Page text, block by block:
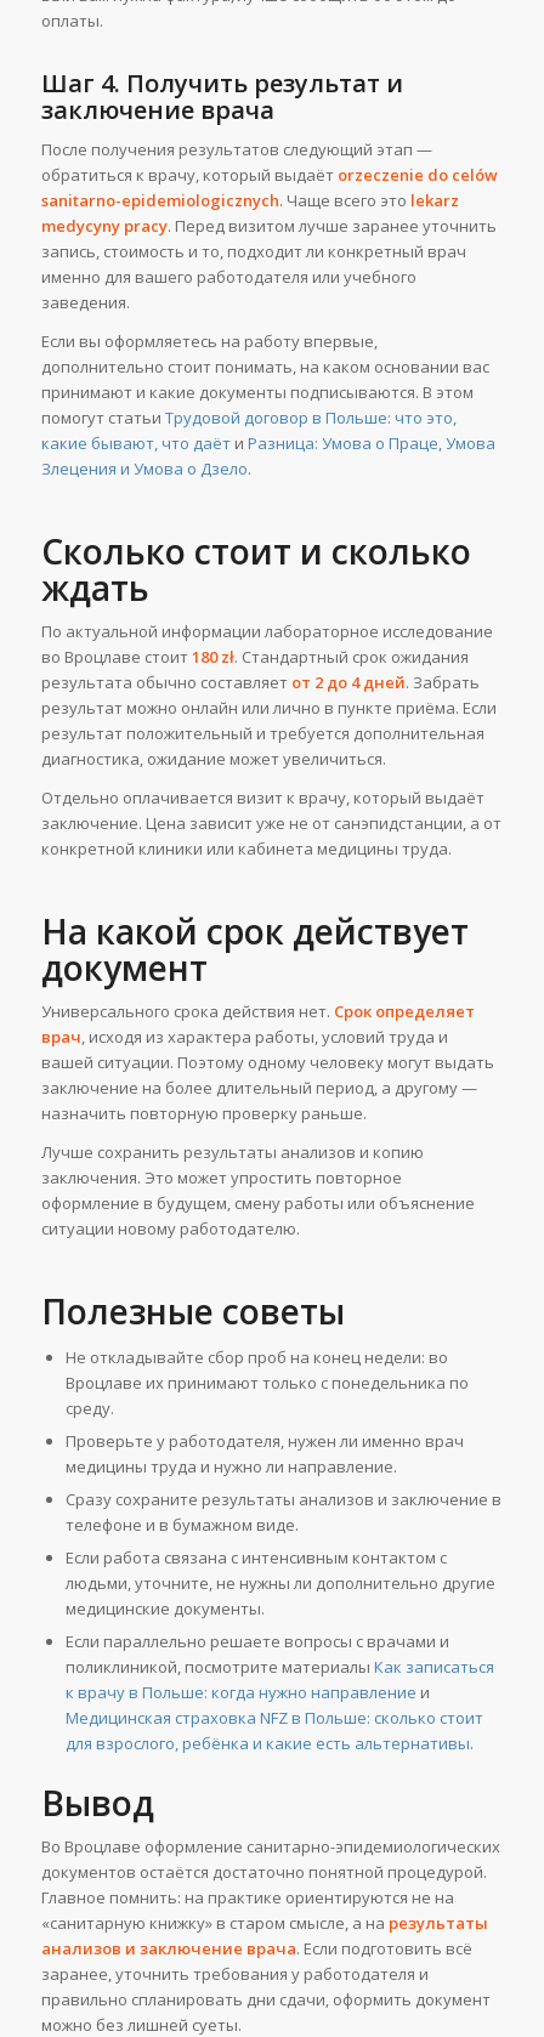
оплаты.
Шаг 4. Получить результат и
заключение врача
После получения результатов следующий этап —
обратиться к врачу, который выдаёт orzeczenie do celów
sanitarno-epidemiologicznych. Чаще всего это lekarz
medycyny pracy. Перед визитом лучше заранее уточнить
запись, стоимость и то, подходит ли конкретный врач
именно для вашего работодателя или учебного
заведения.
Если вы оформляетесь на работу впервые,
дополнительно стоит понимать, на каком основании вас
принимают и какие документы подписываются. В этом
помогут статьи Трудовой договор в Польше: что это,
какие бывают, что даёти Разница: Умова о Праце, Умова
Злецения и Умова о Дзело.
Сколько стоит и сколько
ждать
По актуальной информации лабораторное исследование
во Вроцлаве стоит180 zł. Стандартный срок ожидания
результата обычно составляет от 2 до 4 дней. Забрать
результат можно онлайн или лично в пункте приёма. Если
результат положительный и требуется дополнительная
диагностика, ожидание может увеличиться.
Отдельно оплачивается визит к врачу, который выдаёт
заключение. Цена зависит уже не от санэпидстанции, а от
конкретной клиники или кабинета медицины труда.
На какой срок действует
документ
Универсального срока действия нет. Срок определяет
врач, исходя из характера работы, условий труда и
вашей ситуации. Поэтому одному человеку могут выдать
заключение на более длительный период, а другому —
назначить повторную проверку раньше.
Лучше сохранить результаты анализов и копию
заключения. Это может упростить повторное
оформление в будущем, смену работы или объяснение
ситуации новому работодателю.
Полезные советы
Не откладывайте сбор проб на конец недели: во
Вроцлаве их принимают только с понедельника по
среду.
Проверьте у работодателя, нужен ли именно врач
медицины труда и нужно ли направление.
Сразу сохраните результаты анализов и заключение в
телефоне и в бумажном виде.
Если работа связана с интенсивным контактом с
людьми, уточните, не нужны ли дополнительно другие
медицинские документы.
Если параллельно решаете вопросы с врачами и
поликлиникой, посмотрите материалы Как записаться
к врачу в Польше: когда нужно направление и
Медицинская страховка NFZ в Польше: сколько стоит
для взрослого, ребёнка и какие есть альтернативы.
Вывод
Во Вроцлаве оформление санитарно-эпидемиологических
документов остаётся достаточно понятной процедурой.
Главное помнить: на практике ориентируются не на
«санитарную книжку» в старом смысле, а на результаты
анализов и заключение врача. Если подготовить всё
заранее, уточнить требования у работодателя и
правильно спланировать дни сдачи, оформить документ
можно без лишней суеты.